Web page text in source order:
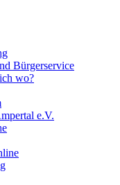
Bürgerservice
wo?
e.V.